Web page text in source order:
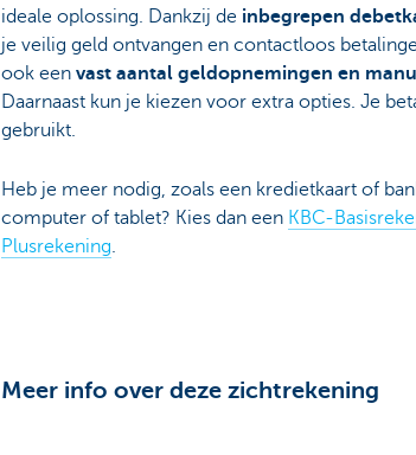
ideale oplossing. Dankzij de inbegrepen
je veilig geld ontvangen en contactloos
ook een vast aantal geldopnemingen en
Daarnaast kun je kiezen voor extra opties. Je
gebruikt.
Heb je meer nodig, zoals een kredietkaart of
computer of tablet? Kies dan een KBC-
Plusrekening.
Meer info over deze zichtrekening